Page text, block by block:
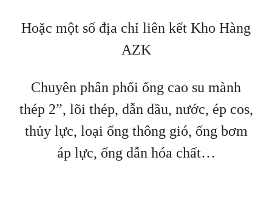
Hoặc một số địa chỉ liên kết Kho Hàng
AZK
Chuyên phân phối ống cao su mành
thép 2”, lõi thép, dẫn dầu, nước, ép cos,
thủy lực, loại ống thông gió, ống bơm
áp lực, ống dẫn hóa chất…